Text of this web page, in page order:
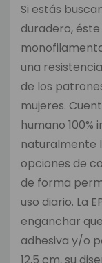
Si estás
duradero,
una
de los
mujeres.
humano 100%
naturalmente
opciones de
de forma
uso diario. La
enganchar
adhesiva y/o
12,5 cm, su